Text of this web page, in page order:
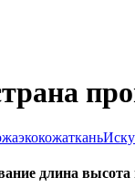
экокожаткань
длина высота